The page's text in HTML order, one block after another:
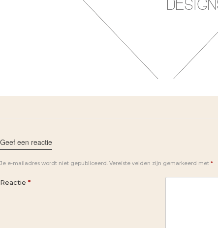
Geef een reactie
Je e-mailadres wordt niet gepubliceerd. Vereiste velden zijn gemarkeerd met *
Reactie *